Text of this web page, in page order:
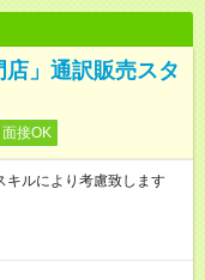
」通訳販売スタ
接OK
ルにより考慮致します